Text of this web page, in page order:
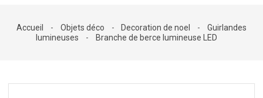
DÉCO
Accueil Objets déco Decoration de noel
Guirlandes
lumineuses
Branche de berce lumineuse LED